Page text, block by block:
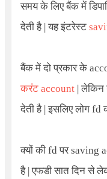
समय के लिए बैंक में
देती है |यह इंटरेस्ट
बैंक में दो प्रकार के
करंट account| लेकिन
देती है | इसलिए लोग
क्यों की fd पर saving
है | एफडी सात दिन से